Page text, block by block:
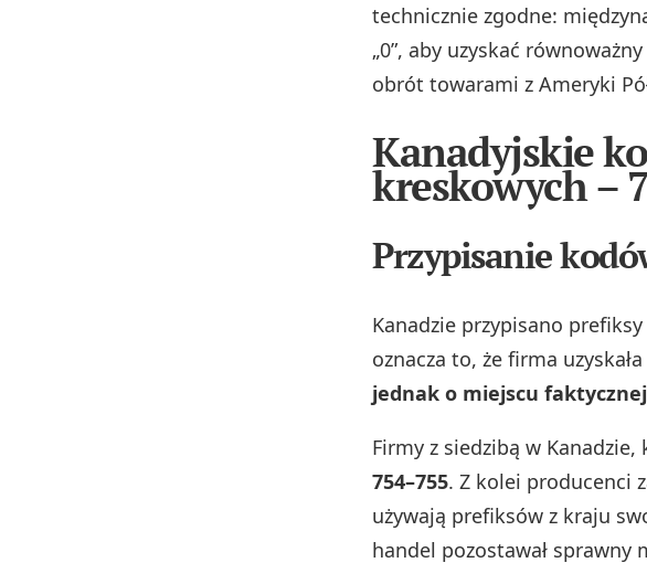
technicznie zgodne:
„0”, aby uzyskać równoważny
obrót towarami z Ameryki
Kanadyjskie
kreskowych –
Przypisanie
Kanadzie przypisano prefiksy
oznacza to, że firma
jednak o miejscu
Firmy z siedzibą w
754–755. Z kolei producenci
używają prefiksów z kraju
handel pozostawał